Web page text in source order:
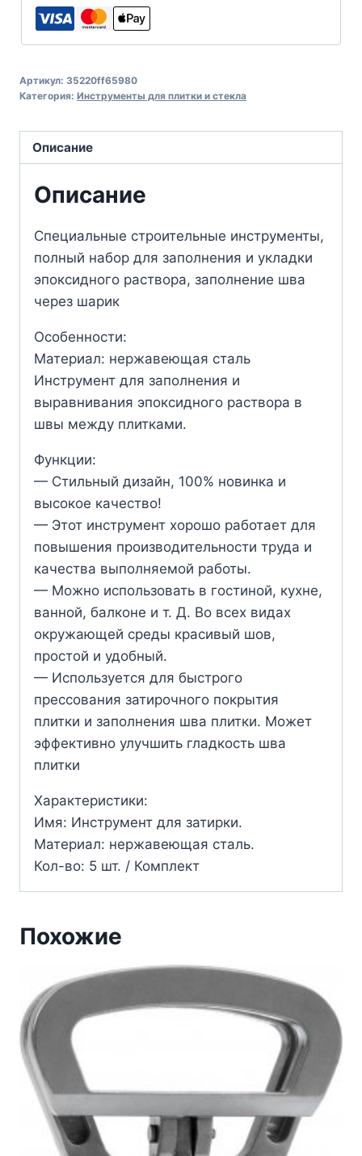
Артикул: 35220ff65980
Категория: Инструменты для плитки и стекла
Описание
Описание
Специальные строительные инструменты,
полный набор для заполнения и укладки
эпоксидного раствора, заполнение шва
через шарик
Особенности:
Материал: нержавеющая сталь
Инструмент для заполнения и
выравнивания эпоксидного раствора в
швы между плитками.
Функции:
— Стильный дизайн, 100% новинка и
высокое качество!
— Этот инструмент хорошо работает для
повышения производительности труда и
качества выполняемой работы.
— Можно использовать в гостиной, кухне,
ванной, балконе и т. Д. Во всех видах
окружающей среды красивый шов,
простой и удобный.
— Используется для быстрого
прессования затирочного покрытия
плитки и заполнения шва плитки. Может
эффективно улучшить гладкость шва
плитки
Характеристики:
Имя: Инструмент для затирки.
Материал: нержавеющая сталь.
Кол-во: 5 шт. / Комплект
Похожие